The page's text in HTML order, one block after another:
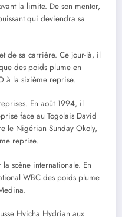
la limite. De son mentor,
qui deviendra sa
de sa carrière. Ce jour-là, il
des poids plume en
à la sixième reprise.
En août 1994, il
face au Togolais David
le Nigérian Sunday Okoly,
reprise.
scène internationale. En
WBC des poids plume
Hvicha Hydrian aux